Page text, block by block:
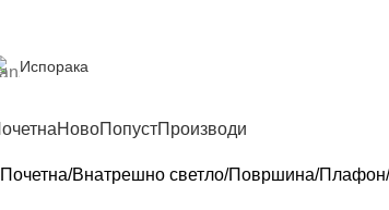
Испорака
НовоПопустПроизводи
Почетна Внатрешно светло Површина Плафон